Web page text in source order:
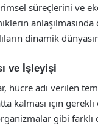
süreçlerini ve
dinamik
ve İşleyişi
hücre adı verilen
kalması için
gibi farklı